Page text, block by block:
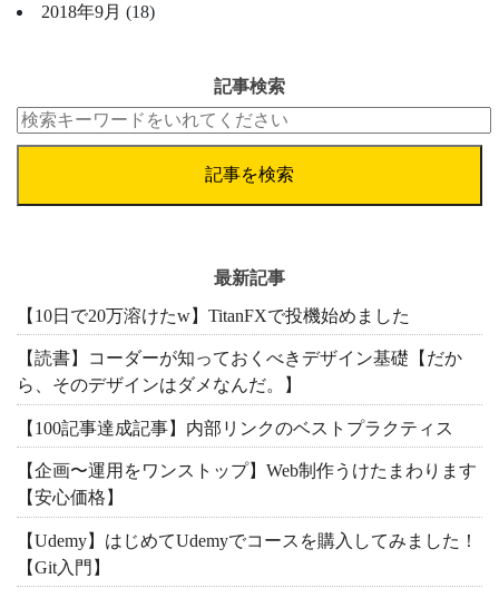
2018年9月 (18)
記事検索
記事を検索
最新記事
【10日で20万溶けたw】TitanFXで投機始めました
【読書】コーダーが知っておくべきデザイン基礎【だか
ら、そのデザインはダメなんだ。】
【100記事達成記事】内部リンクのベストプラクティス
【企画〜運用をワンストップ】Web制作うけたまわります
【安心価格】
【Udemy】はじめてUdemyでコースを購入してみました！
【Git入門】